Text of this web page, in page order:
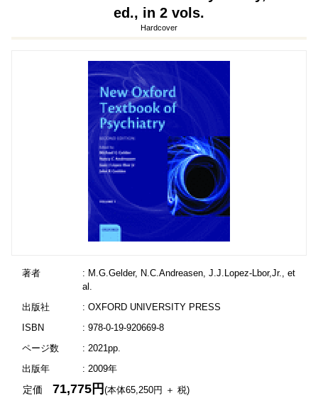
ed., in 2 vols.
Hardcover
著者
: M.G.Gelder, N.C.Andreasen, J.J.Lopez-Lbor,Jr., et
al.
出版社
: OXFORD UNIVERSITY PRESS
ISBN
: 978-0-19-920669-8
ページ数
: 2021pp.
出版年
: 2009年
定価71,775円(本体65,250円 ＋ 税)